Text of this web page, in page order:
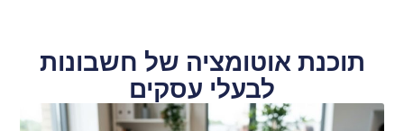
תוכנת אוטומציה של חשבונות
לבעלי עסקים